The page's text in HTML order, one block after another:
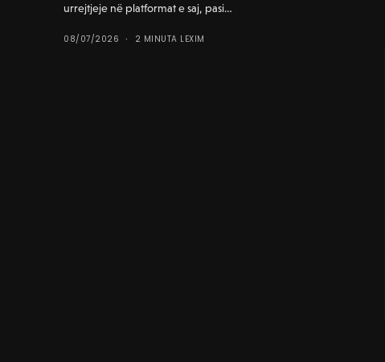
urrejtjeje në platformat e saj, pasi…
08/07/2026 2 MINUTA LEXIM